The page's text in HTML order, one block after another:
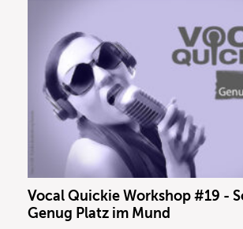
Vocal Quickie Workshop #19 -
Genug Platz im Mund